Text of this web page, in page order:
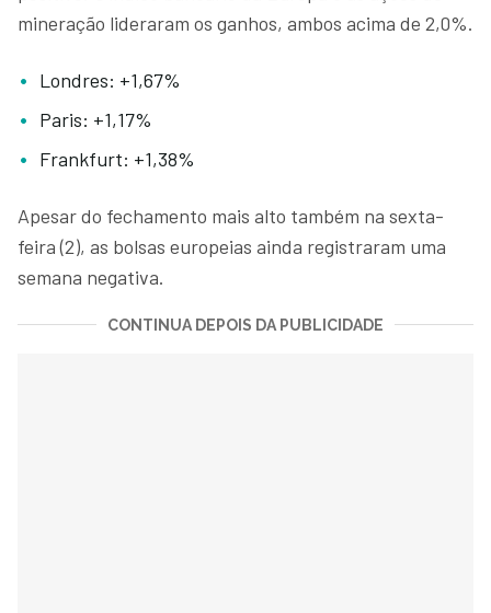
mineração lideraram os ganhos, ambos acima de 2,0%.
Londres: +1,67%
Paris: +1,17%
Frankfurt: +1,38%
Apesar do fechamento mais alto também na sexta-
feira (2), as bolsas europeias ainda registraram uma
semana negativa.
CONTINUA DEPOIS DA PUBLICIDADE